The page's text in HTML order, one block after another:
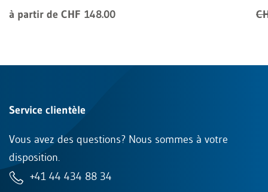
à partir de CHF 148.00
Service clientèle
Vous avez des questions? Nous sommes à votre
disposition.
+41 44 434 88 34